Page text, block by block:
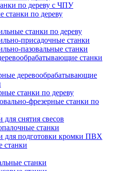
по дереву с ЧПУ
станки по дереву
станки по дереву
присадочные станки
пазовальные станки
станки
деревообрабатывающие
станки по дереву
фрезерные станки по
для снятия свесов
станки
для подготовки кромки ПВХ
станки
станки